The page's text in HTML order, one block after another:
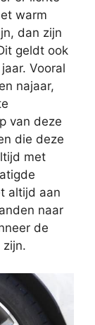
warm
dan zijn
geldt ook
Vooral
najaar,
van deze
die deze
met
altijd aan
naar
de